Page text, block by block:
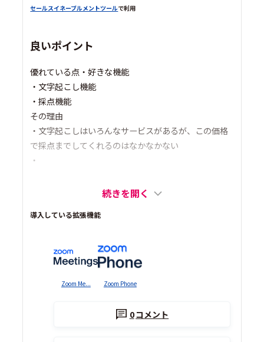
セールスイネーブルメントツールで利用
良いポイント
優れている点・好きな機能
・文字起こし機能
・採点機能
その理由
・文字起こしはいろんなサービスがあるが、この価格
で採点までしてくれるのはなかなかない
・
続きを開く
導入している拡張機能
Zoom Me... Zoom Phone
0コメント